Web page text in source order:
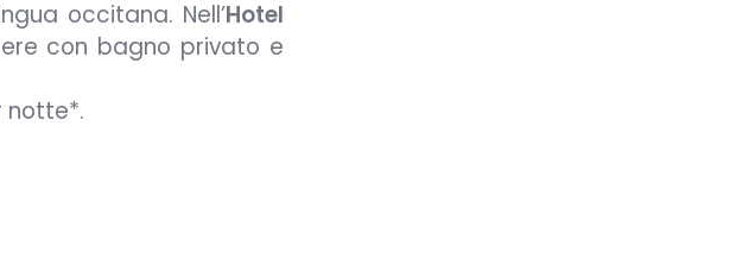
occitana. Nell’Hotel
con bagno privato e
notte*.